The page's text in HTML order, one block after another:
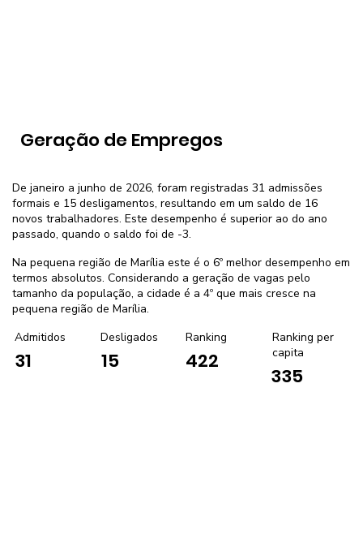
Geração de Empregos
De janeiro a junho de 2026, foram registradas 31 admissões
formais e 15 desligamentos, resultando em um saldo de 16
novos trabalhadores. Este desempenho é superior ao do ano
passado, quando o saldo foi de -3.
Na pequena região de Marília este é o 6º melhor desempenho em
termos absolutos. Considerando a geração de vagas pelo
tamanho da população, a cidade é a 4º que mais cresce na
pequena região de Marília.
Admitidos
31
Desligados
15
Ranking
422
Ranking per
capita
335